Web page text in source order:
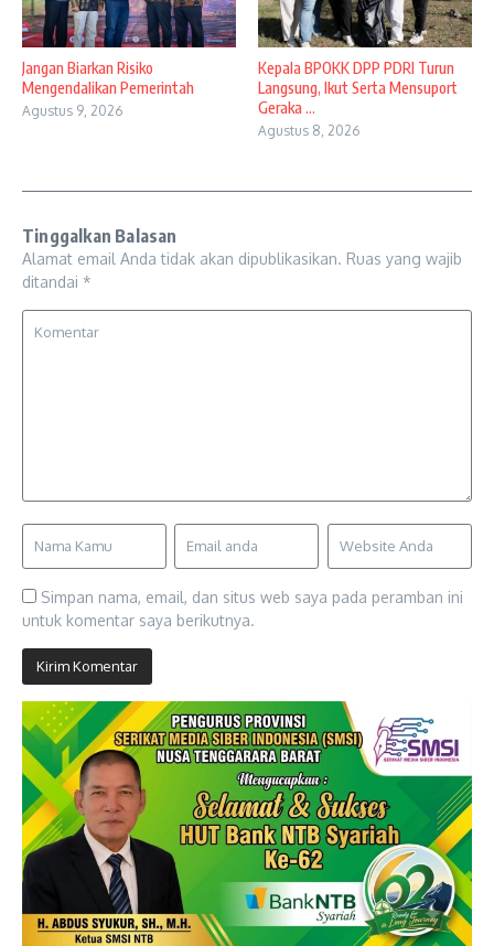
Jangan Biarkan Risiko
Mengendalikan Pemerintah
Agustus 9, 2026
Kepala BPOKK DPP PDRI Turun
Langsung, Ikut Serta Mensuport
Geraka ...
Agustus 8, 2026
Tinggalkan Balasan
Alamat email Anda tidak akan dipublikasikan. Ruas yang wajib
ditandai *
Simpan nama, email, dan situs web saya pada peramban ini
untuk komentar saya berikutnya.